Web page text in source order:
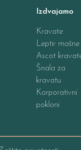
Izdvajamo
Kravate
Leptir mašne
Ascot
Šnala za
kravatu
Korporativni
pokloni